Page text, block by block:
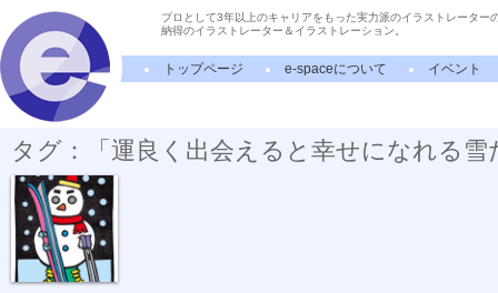
プロとして3年以上のキャリアをもった実力派のイラストレーター
納得のイラストレーター＆イラストレーション。
トップページ e-spaceについて イベント
タグ：「運良く出会えると幸せになれる
真夜中のスキ...